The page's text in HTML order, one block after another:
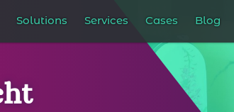
Solutions Services Cases Blog